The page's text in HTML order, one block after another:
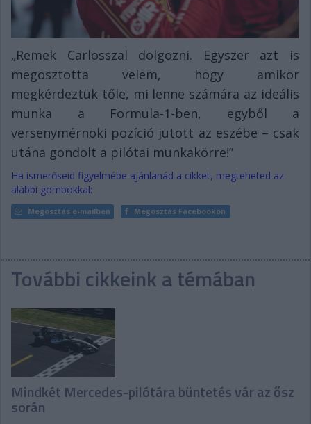
„Remek Carlosszal dolgozni. Egyszer azt is
megosztotta velem, hogy amikor
megkérdeztük tőle, mi lenne számára az ideális
munka a Formula-1-ben, egyből a
versenymérnöki pozíció jutott az eszébe – csak
utána gondolt a pilótai munkakörre!”
Ha ismerőseid figyelmébe ajánlanád a cikket, megteheted az
alábbi gombokkal:
Megosztás e-mailben Megosztás Facebookon
További cikkeink a témában
Mindkét Mercedes-pilótára büntetés vár az ősz
során